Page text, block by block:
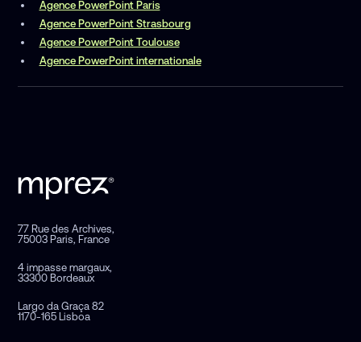
Agence PowerPoint Paris
Agence PowerPoint Strasbourg
Agence PowerPoint Toulouse
Agence PowerPoint internationale
77 Rue des Archives,
75003 Paris, France
4 impasse margaux,
33300 Bordeaux
Largo da Graça 82
1170-165 Lisboa